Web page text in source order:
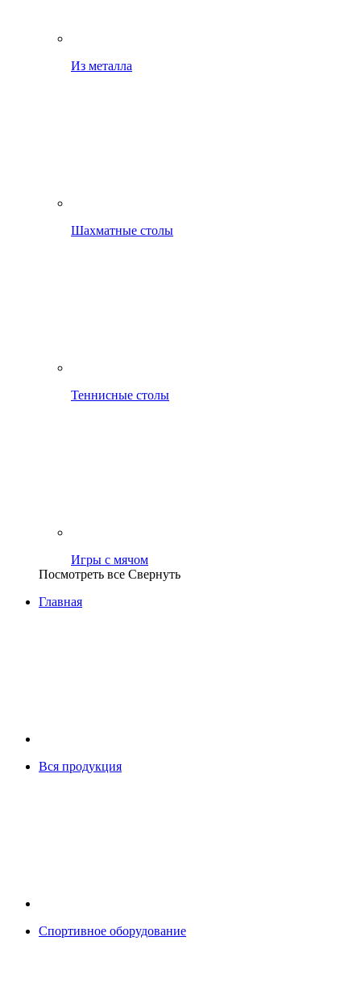
Из металла
Шахматные столы
Теннисные столы
Игры с мячом
Посмотреть все Свернуть
Главная
Вся продукция
Спортивное оборудование